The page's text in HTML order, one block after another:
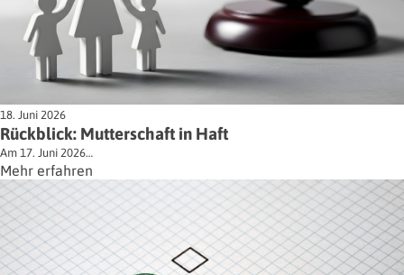
18. Juni 2026
Rückblick: Mutterschaft in Haft
Am 17. Juni 2026…
Mehr erfahren